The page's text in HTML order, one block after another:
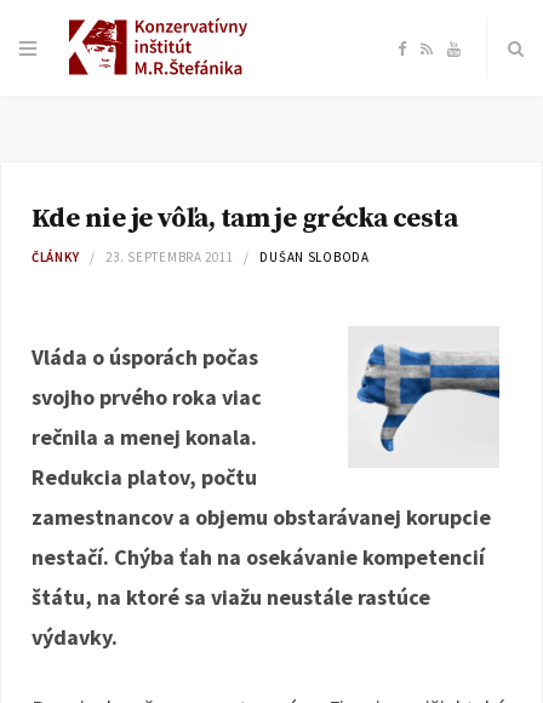
F
e
o
o
R Y
b
Kde nie je vôľa, tam je grécka cesta
ČLÁNKY 23. SEPTEMBRA 2011 DUŠAN SLOBODA
Vláda o úsporách počas
svojho prvého roka viac
rečnila a menej konala.
Redukcia platov, počtu
zamestnancov a objemu obstarávanej korupcie
nestačí. Chýba ťah na osekávanie kompetencií
štátu, na ktoré sa viažu neustále rastúce
výdavky.